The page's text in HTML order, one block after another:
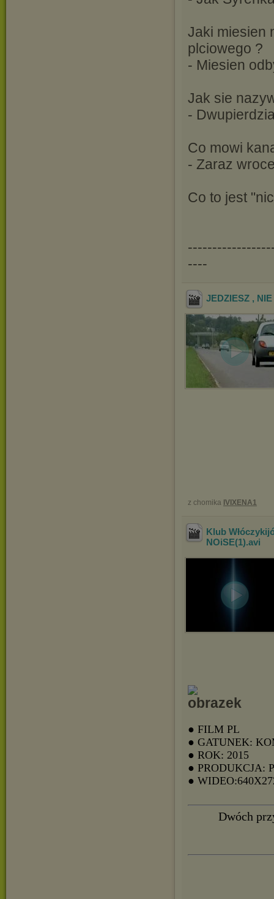
Jaki miesien
plciowego ?
- Miesien
Jak sie
-
Co mowi
- Zaraz
Co to jest
----
JEDZIESZ ,
z chomika IVIXENA1
Klub
NOiSE(1).avi
● FILM PL
● GATUNEK:
● ROK: 2015
● PRODUKCJA:
●
Dwóch